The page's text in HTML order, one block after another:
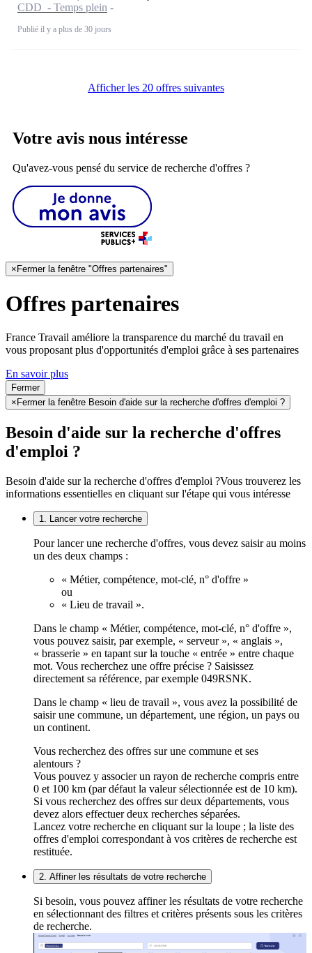
CDD - Temps plein
Publié il y a plus de 30 jours
Afficher les 20 offres suivantes
Votre avis nous intéresse
Qu'avez-vous pensé du service de recherche d'offres ?
×Fermer la fenêtre "Offres partenaires"
Offres partenaires
France Travail améliore la transparence du marché du travail en
vous proposant plus d'opportunités d'emploi grâce à ses partenaires
En savoir plus
Fermer
× Fermer la fenêtre Besoin d'aide sur la recherche d'offres d'emploi ?
Besoin d'aide sur la recherche d'offres
d'emploi ?
Besoin d'aide sur la recherche d'offres d'emploi ?Vous trouverez les
informations essentielles en cliquant sur l'étape qui vous intéresse
1. Lancer votre recherche
Pour lancer une recherche d'offres, vous devez saisir au moins
un des deux champs :
« Métier, compétence, mot-clé, n° d'offre »
ou
« Lieu de travail ».
Dans le champ « Métier, compétence, mot-clé, n° d'offre »,
vous pouvez saisir, par exemple, « serveur », « anglais »,
« brasserie » en tapant sur la touche « entrée » entre chaque
mot. Vous recherchez une offre précise ? Saisissez
directement sa référence, par exemple 049RSNK.
Dans le champ « lieu de travail », vous avez la possibilité de
saisir une commune, un département, une région, un pays ou
un continent.
Vous recherchez des offres sur une commune et ses
alentours ?
Vous pouvez y associer un rayon de recherche compris entre
0 et 100 km (par défaut la valeur sélectionnée est de 10 km).
Si vous recherchez des offres sur deux départements, vous
devez alors effectuer deux recherches séparées.
Lancez votre recherche en cliquant sur la loupe ; la liste des
offres d'emploi correspondant à vos critères de recherche est
restituée.
2. Affiner les résultats de votre recherche
Si besoin, vous pouvez affiner les résultats de votre recherche
en sélectionnant des filtres et critères présents sous les critères
de recherche.